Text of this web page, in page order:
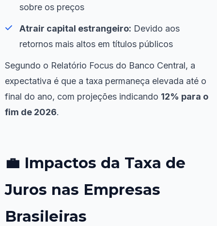
sobre os preços
Atrair capital estrangeiro: Devido aos
retornos mais altos em títulos públicos
Segundo o Relatório Focus do Banco Central, a
expectativa é que a taxa permaneça elevada até o
final do ano, com projeções indicando 12% para o
fim de 2026.
💼 Impactos da Taxa de
Juros nas Empresas
Brasileiras